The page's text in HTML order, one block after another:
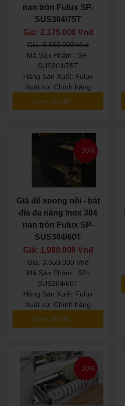
nan tròn Fulux SP-
SUS304/75T
Giá: 2.175.000 Vnđ
Giá: 3.350.000 Vnđ
Mã Sản Phẩm : SP-
SUS304/75T
Hãng Sản Xuất: Fulux
Xuất xứ: Chính hãng
Xem chi tiết
- 36%
Giá để xoong nồi - bát
đĩa đa năng Inox 304
nan tròn Fulux SP-
SUS304/60T
Giá: 1.980.000 Vnđ
Giá: 3.050.000 Vnđ
Mã Sản Phẩm : SP-
SUS304/60T
Hãng Sản Xuất: Fulux
Xuất xứ: Chính hãng
Xem chi tiết
- 30%